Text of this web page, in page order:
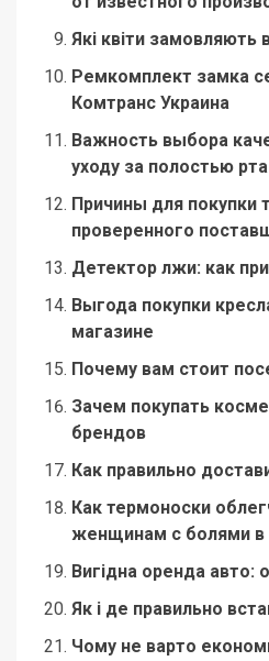
Які квіти замовляють
Ремкомплект замка
Комтранс Украина
Важность выбора
уходу за полостью рта
Причины для покупки
проверенного
Детектор лжи: как
Выгода покупки
магазине
Почему вам стоит
Зачем покупать
брендов
Как правильно
Как термоноски
женщинам с болями в
Вигідна оренда авто:
Як і де правильно
Чому не варто